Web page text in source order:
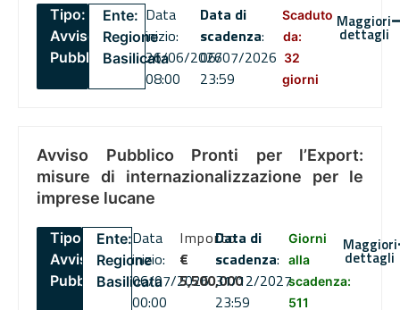
Tipo:
Avviso
Pubblico
Ente:
Regione
Basilicata
Data
inizio:
26/06/2026
08:00
Data di
scadenza:
06/07/2026
23:59
Scaduto
da:
32
giorni
Maggiori
dettagli
Avviso Pubblico Pronti per l’Export:
misure di internazionalizzazione per le
imprese lucane
Tipo:
Avviso
Pubblico
Ente:
Regione
Basilicata
Data
inizio:
06/07/2026
00:00
Importo
€
5,500,000
Data di
scadenza:
31/12/2027
23:59
Giorni
alla
scadenza:
511
Maggiori
dettagli